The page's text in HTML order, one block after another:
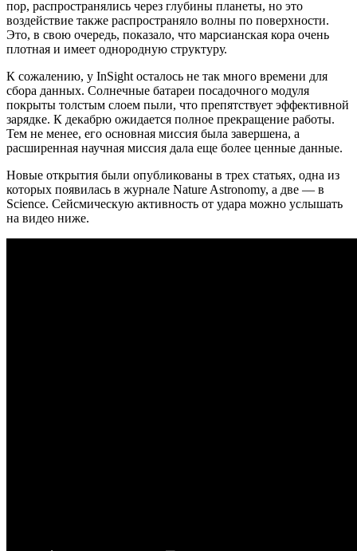
пор, распространялись через глубины планеты, но это
воздействие также распространяло волны по поверхности.
Это, в свою очередь, показало, что марсианская кора очень
плотная и имеет однородную структуру.
К сожалению, у InSight осталось не так много времени для
сбора данных. Солнечные батареи посадочного модуля
покрыты толстым слоем пыли, что препятствует эффективной
зарядке. К декабрю ожидается полное прекращение работы.
Тем не менее, его основная миссия была завершена, а
расширенная научная миссия дала еще более ценные данные.
Новые открытия были опубликованы в трех статьях, одна из
которых появилась в журнале Nature Astronomy, а две — в
Science. Сейсмическую активность от удара можно услышать
на видео ниже.